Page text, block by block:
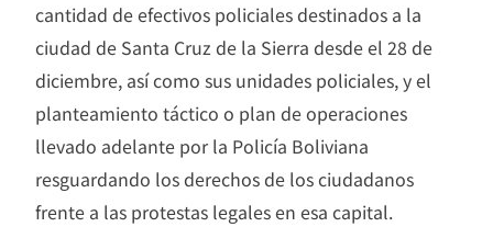
cantidad de efectivos policiales destinados a la
ciudad de Santa Cruz de la Sierra desde el 28 de
diciembre, así como sus unidades policiales, y el
planteamiento táctico o plan de operaciones
llevado adelante por la Policía Boliviana
resguardando los derechos de los ciudadanos
frente a las protestas legales en esa capital.